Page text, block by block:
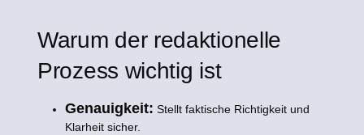
Warum der redaktionelle
Prozess wichtig ist
Genauigkeit: Stellt faktische Richtigkeit und
Klarheit sicher.